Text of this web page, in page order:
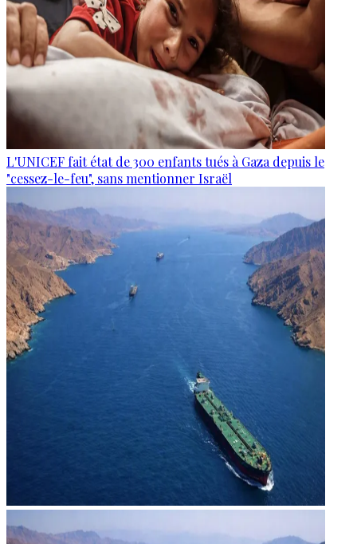
L'UNICEF fait état de 300 enfants tués à Gaza depuis le
"cessez-le-feu", sans mentionner Israël